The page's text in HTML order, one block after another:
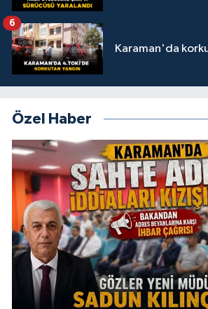
Karaman'da
6
Özel Haber